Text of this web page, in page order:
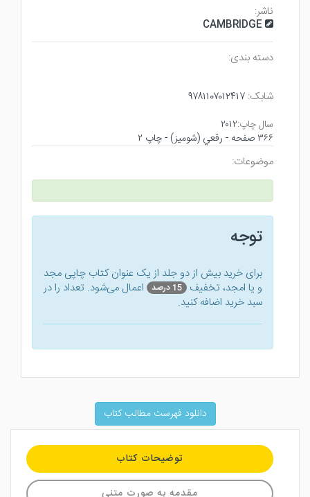
ناشر:
CAMBRIDGE
دسته بندی:
شابک: ۹۷۸۱۱۰۷۰۱۲۴۱۷
سال چاپ:۲۰۱۲
۳۶۶ صفحه - رقعي (شوميز) - چاپ ۲
موضوعات:
توجه
برای خرید بیش از دو جلد از یک عنوان کتاب‌ چاپی مجد
و یا امجد، تخفیف 15 درصد
اعمال می‌شود. تعداد را در
سبد خرید اضافه کنید.
دانلود فهرست مطالب کتاب
توضیحات کتاب
مقدمه به صورت متنی